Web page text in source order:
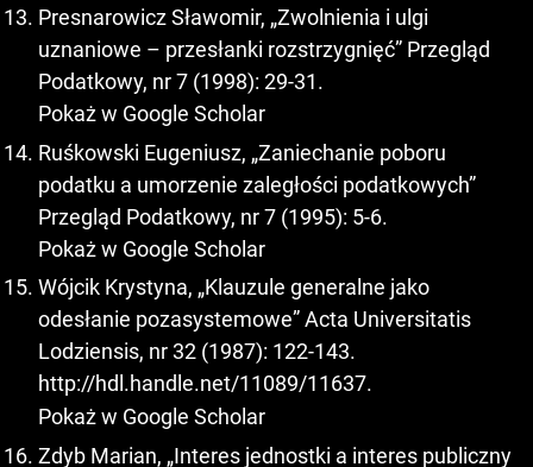
Presnarowicz Sławomir, „Zwolnienia i ulgi
uznaniowe – przesłanki rozstrzygnięć” Przegląd
Podatkowy, nr 7 (1998): 29-31.
Pokaż w Google Scholar
Ruśkowski Eugeniusz, „Zaniechanie poboru
podatku a umorzenie zaległości podatkowych”
Przegląd Podatkowy, nr 7 (1995): 5-6.
Pokaż w Google Scholar
Wójcik Krystyna, „Klauzule generalne jako
odesłanie pozasystemowe” Acta Universitatis
Lodziensis, nr 32 (1987): 122-143.
http://hdl.handle.net/11089/11637.
Pokaż w Google Scholar
Zdyb Marian, „Interes jednostki a interes publiczny